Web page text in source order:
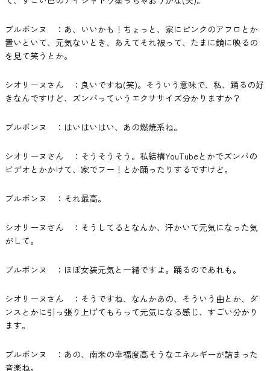
ブルボンヌ ：あ、いいかも！ちょっと、家にピンクのアフロとか
置いといて、元気ないとき、あえてそれ被って、たまに鏡に映るの
を見て笑うとか。
シオリーヌさん ：良いですね(笑)。そういう意味で、私、踊るの好
きなんですけど、ズンバっていうエクササイズ分かりますか？
ブルボンヌ ：はいはいはい、あの燃焼系ね。
シオリーヌさん ：そうそうそう。私結構YouTubeとかでズンバの
ビデオとかかけて、家でフー！とか踊ったりするですけど。
ブルボンヌ ：それ最高。
シオリーヌさん ：そうしてるとなんか、汗かいて元気になった気
がして。
ブルボンヌ ：ほぼ女装元気と一緒ですよ。踊るのであれも。
シオリーヌさん ：そうですね、なんかあの、そういう曲とか、ダ
ンスとかに引っ張り上げてもらって元気になる感じ、すごい分かり
ます。
ブルボンヌ ：あの、南米の幸福度高そうなエネルギーが詰まった
音楽ね。